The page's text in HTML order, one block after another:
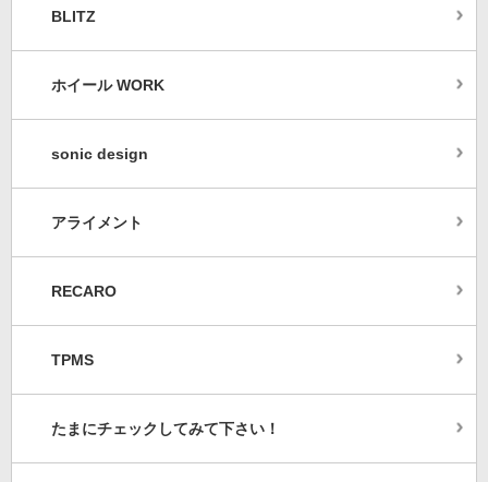
BLITZ
ホイール WORK
sonic design
アライメント
RECARO
TPMS
たまにチェックしてみて下さい！